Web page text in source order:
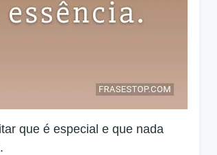
que é especial e que nada